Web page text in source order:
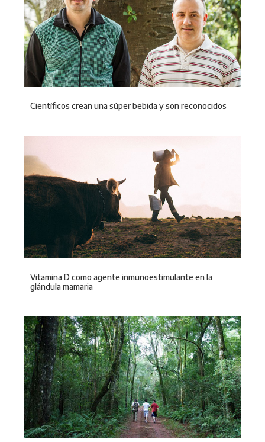
Científicos crean una súper bebida y son reconocidos
Vitamina D como agente inmunoestimulante en la
glándula mamaria